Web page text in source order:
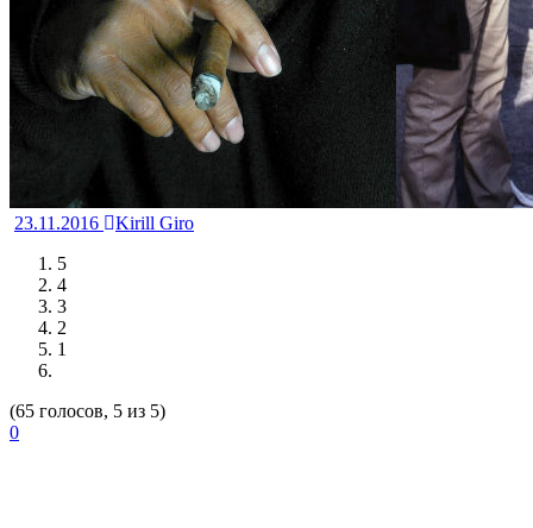
23.11.2016
Kirill Giro
5
4
3
2
1
(65 голосов, 5 из 5)
0